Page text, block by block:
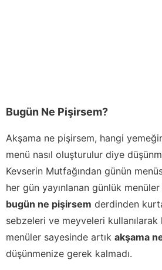
Bugün Ne Pişirsem?
Akşama ne pişirsem, hangi
menü nasıl oluşturulur diye
Kevserin Mutfağından günün
her gün yayınlanan günlük
bugün ne pişirsem derdinden
sebzeleri ve meyveleri kullanılarak
menüler sayesinde artık akşama
düşünmenize gerek kalmadı.